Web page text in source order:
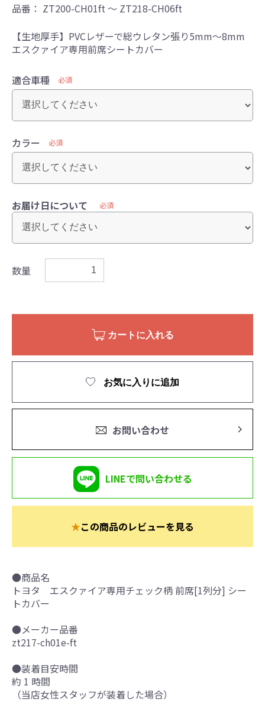
品番： ZT200-CH01ft ～ ZT218-CH06ft
【生地厚手】PVCレザーで総ウレタン張り5mm～8mm
エスクァイア専用前席シートカバー
適合車種 必須
カラー 必須
お届け日について 必須
数量
カートに入れる
お気に入りに追加
お問い合わせ
LINEで問い合わせる
★この商品のレビューを見る
●商品名
トヨタ エスクァイア専用チェック柄 前席[1列分] シー
トカバー
●メーカー品番
zt217-ch01e-ft
●装着目安時間
約 1 時間
（当店女性スタッフが装着した場合）